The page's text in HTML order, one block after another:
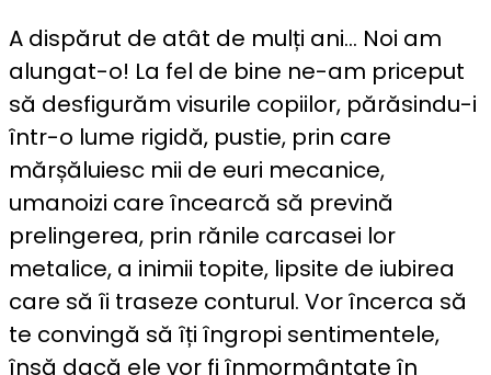
A dispărut de atât de mulți ani… Noi am
alungat-o! La fel de bine ne-am priceput
să desfigurăm visurile copiilor, părăsindu-i
într-o lume rigidă, pustie, prin care
mărșăluiesc mii de euri mecanice,
umanoizi care încearcă să prevină
prelingerea, prin rănile carcasei lor
metalice, a inimii topite, lipsite de iubirea
care să îi traseze conturul. Vor încerca să
te convingă să îți îngropi sentimentele,
însă dacă ele vor fi înmormântate în